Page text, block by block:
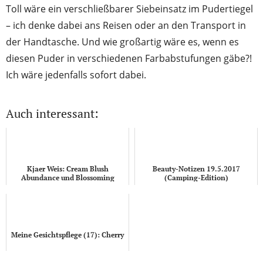
Toll wäre ein verschließbarer Siebeinsatz im Pudertiegel
– ich denke dabei ans Reisen oder an den Transport in
der Handtasche. Und wie großartig wäre es, wenn es
diesen Puder in verschiedenen Farbabstufungen gäbe?!
Ich wäre jedenfalls sofort dabei.
Auch interessant:
Kjaer Weis: Cream Blush
Abundance und Blossoming
Beauty-Notizen 19.5.2017
(Camping-Edition)
Meine Gesichtspflege (17): Cherry